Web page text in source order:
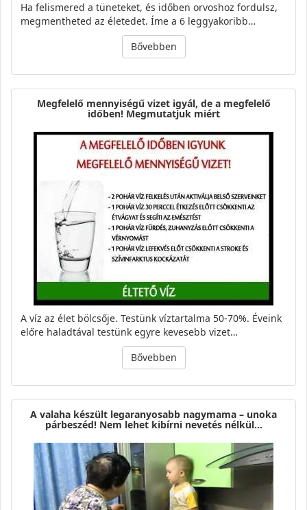
Ha felismered a tüneteket, és időben orvoshoz fordulsz,
megmentheted az életedet. Íme a 6 leggyakoribb…
Bővebben
Megfelelő mennyiségű vizet igyál, de a megfelelő
időben! Megmutatjuk miért
A víz az élet bölcsője. Testünk víztartalma 50-70%. Éveink
előre haladtával testünk egyre kevesebb vizet…
Bővebben
A valaha készült legaranyosabb nagymama – unoka
párbeszéd! Nem lehet kibírni nevetés nélkül…